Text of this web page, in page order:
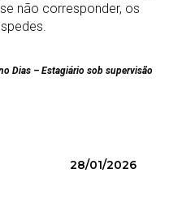
não corresponder, os
Dias – Estagiário sob supervisão
28/01/2026